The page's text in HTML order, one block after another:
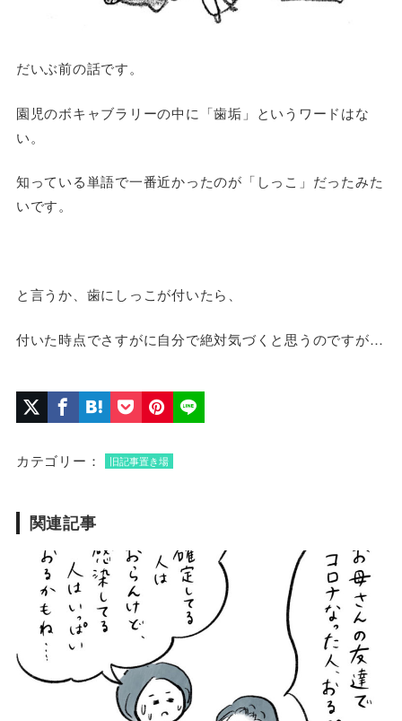
だいぶ前の話です。
園児のボキャブラリーの中に「歯垢」というワードはな
い。
知っている単語で一番近かったのが「しっこ」だったみた
いです。
と言うか、歯にしっこが付いたら、
付いた時点でさすがに自分で絶対気づくと思うのですが…
カテゴリー： 旧記事置き場
関連記事